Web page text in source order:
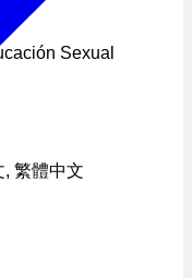
繁體中文